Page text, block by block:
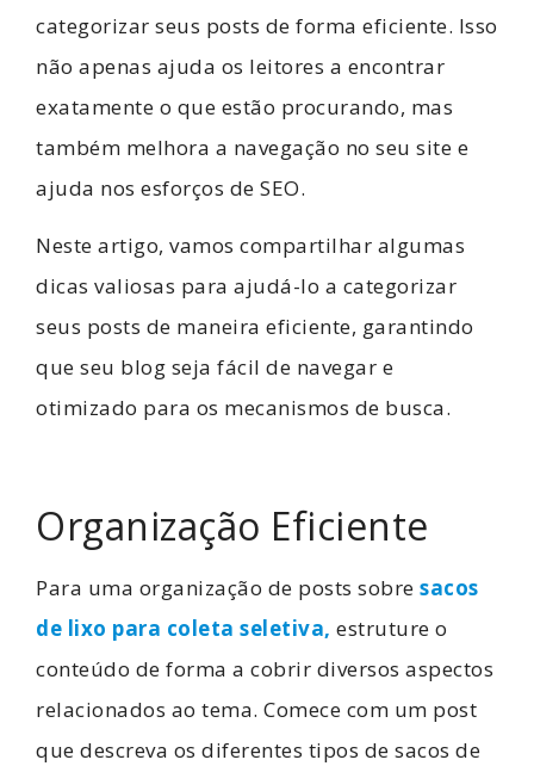
categorizar seus posts de forma eficiente. Isso
não apenas ajuda os leitores a encontrar
exatamente o que estão procurando, mas
também melhora a navegação no seu site e
ajuda nos esforços de SEO.
Neste artigo, vamos compartilhar algumas
dicas valiosas para ajudá-lo a categorizar
seus posts de maneira eficiente, garantindo
que seu blog seja fácil de navegar e
otimizado para os mecanismos de busca.
Organização Eficiente
Para uma organização de posts sobre sacos
de lixo para coleta seletiva, estruture o
conteúdo de forma a cobrir diversos aspectos
relacionados ao tema. Comece com um post
que descreva os diferentes tipos de sacos de